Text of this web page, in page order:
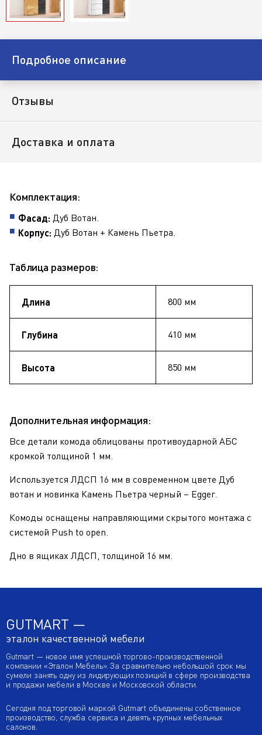
Подробное описание
Отзывы
Доставка и оплата
Комплектация:
Фасад: Дуб Вотан.
Корпус: Дуб Вотан + Камень Пьетра.
Таблица размеров:
Длина 800 мм
Глубина 410 мм
Высота 850 мм
Дополнительная информация:
Все детали комода облицованы противоударной АБС
кромкой толщиной 1 мм.
Используется ЛДСП 16 мм в современном цвете Дуб
вотан и новинка Камень Пьетра черный – Egger.
Комоды оснащены направляющими скрытого монтажа с
системой Push to open.
Дно в ящиках ЛДСП, толщиной 16 мм.
GUTMART —
эталон качественной мебели
Gutmart — новое имя успешной торгово-производственной
компании «Эталон Мебель». За сравнительно небольшой срок мы
сумели занять одну из лидирующих позиций в сфере производства
и продажи мебели в Москве и Московской области.
Сегодня под торговой маркой Gutmart объединены собственное
производство, служба сервиса и девять крупных мебельных
салонов.